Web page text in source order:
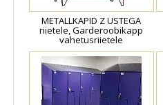
METALLKAPID Z USTEGA
riietele, Garderoobikapp
vahetusriietele